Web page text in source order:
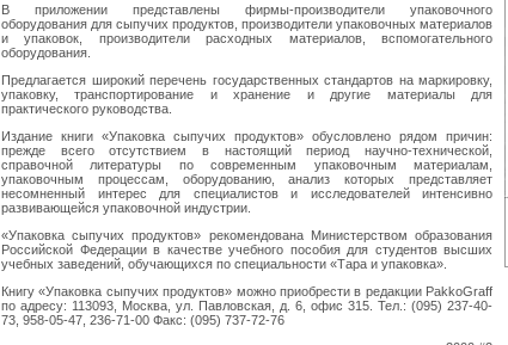
В приложении представлены фирмы-производители упаковочного
оборудования для сыпучих продуктов, производители упаковочных материалов
и упаковок, производители расходных материалов, вспомогательного
оборудования.
Предлагается широкий перечень государственных стандартов на маркировку,
упаковку, транспортирование и хранение и другие материалы для
практического руководства.
Издание книги «Упаковка сыпучих продуктов» обусловлено рядом причин:
прежде всего отсутствием в настоящий период научно-технической,
справочной литературы по современным упаковочным материалам,
упаковочным процессам, оборудованию, анализ которых представляет
несомненный интерес для специалистов и исследователей интенсивно
развивающейся упаковочной индустрии.
«Упаковка сыпучих продуктов» рекомендована Министерством образования
Российской Федерации в качестве учебного пособия для студентов высших
учебных заведений, обучающихся по специальности «Тара и упаковка».
Книгу «Упаковка сыпучих продуктов» можно приобрести в редакции PakkoGraff
по адресу: 113093, Москва, ул. Павловская, д. 6, офис 315. Тел.: (095) 237-40-
73, 958-05-47, 236-71-00 Факс: (095) 737-72-76